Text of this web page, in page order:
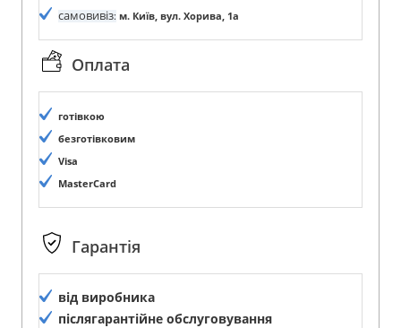
самовивіз: м. Київ, вул. Хорива, 1а
Оплата
готівкою
безготівковим
Visa
MasterCard
Гарантія
від виробника
післягарантійне обслуговування